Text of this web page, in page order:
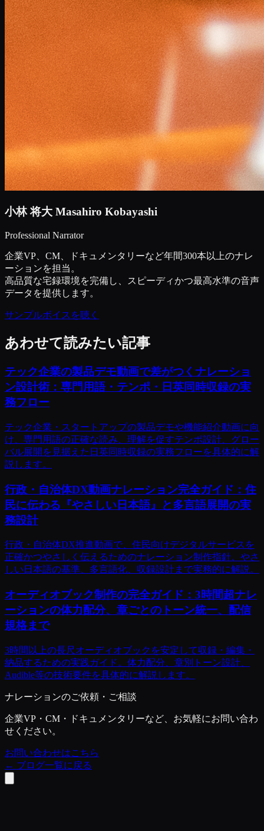
小林 将大 Masahiro Kobayashi
Professional Narrator
企業VP、CM、ドキュメンタリーなど年間300本以上のナレ
ーションを担当。
高品質な宅録環境を完備し、スピーディかつ最高水準の音声
データを提供します。
サンプルボイスを聴く
あわせて読みたい記事
テック企業の製品デモ動画で差がつくナレーショ
ン設計術：専門用語・テンポ・日英同時収録の実
務フロー
テック企業・スタートアップの製品デモや機能紹介動画に向
け、専門用語の正確な読み、理解を促すテンポ設計、グロー
バル展開を見据えた日英同時収録の実務フローを具体的に解
説します。
行政・自治体DX動画ナレーション完全ガイド：住
民に伝わる『やさしい日本語』と多言語展開の実
務設計
行政・自治体DX推進動画で、住民向けデジタルサービスを
正確かつやさしく伝えるためのナレーション制作指針。やさ
しい日本語の基準、多言語化、収録設計まで実務的に解説。
オーディオブック制作の完全ガイド：3時間超ナレ
ーションの体力配分、章ごとのトーン統一、配信
規格まで
3時間以上の長尺オーディオブックを安定して収録・編集・
納品するための実践ガイド。体力配分、章別トーン設計、
Audible等の技術要件を具体的に解説します。
ナレーションのご依頼・ご相談
企業VP・CM・ドキュメンタリーなど、お気軽にお問い合わ
せください。
お問い合わせはこちら
← ブログ一覧に戻る